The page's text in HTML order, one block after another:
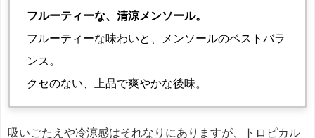
フルーティーな、清涼メンソール。
フルーティーな味わいと、メンソールのベストバラ
ンス。
クセのない、上品で爽やかな後味。
吸いごたえや冷涼感はそれなりにありますが、トロピカル